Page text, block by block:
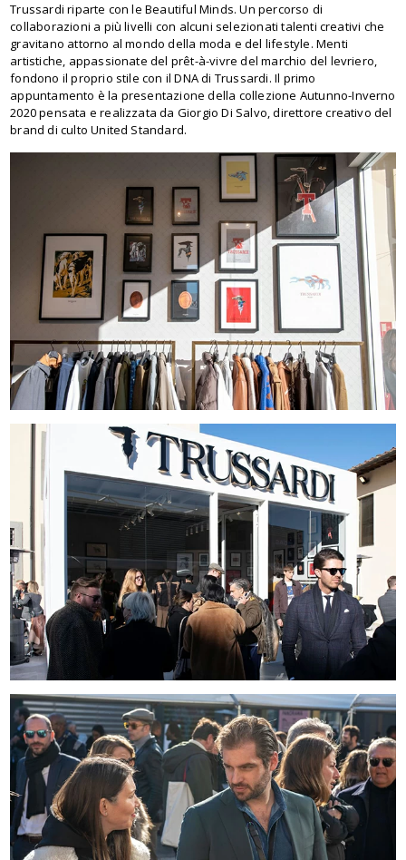
Trussardi riparte con le Beautiful Minds. Un percorso di
collaborazioni a più livelli con alcuni selezionati talenti creativi che
gravitano attorno al mondo della moda e del lifestyle. Menti
artistiche, appassionate del prêt-à-vivre del marchio del levriero,
fondono il proprio stile con il DNA di Trussardi. Il primo
appuntamento è la presentazione della collezione Autunno-Inverno
2020 pensata e realizzata da Giorgio Di Salvo, direttore creativo del
brand di culto United Standard.